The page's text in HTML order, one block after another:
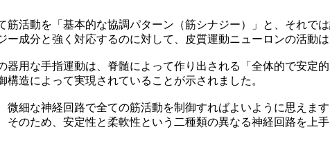
活動を「基本的な協調パターン（筋シナジー）」と、それで
ー成分と強く対応するのに対して、皮質運動ニューロンの活動
用な手指運動は、脊髄によって作り出される「全体的で安定
構造によって実現されていることが示されました。
細な神経回路で全ての筋活動を制御すればよいように思えま
そのため、安定性と柔軟性という二種類の異なる神経回路を